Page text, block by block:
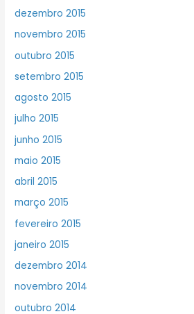
dezembro 2015
novembro 2015
outubro 2015
setembro 2015
agosto 2015
julho 2015
junho 2015
maio 2015
abril 2015
março 2015
fevereiro 2015
janeiro 2015
dezembro 2014
novembro 2014
outubro 2014